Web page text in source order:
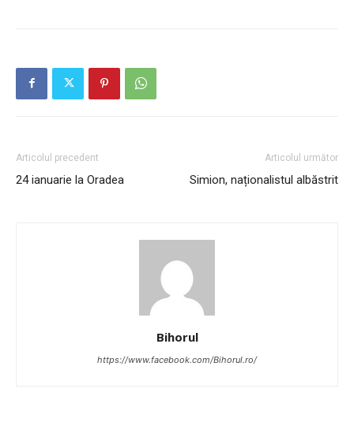
Articolul precedent
24 ianuarie la Oradea
Articolul următor
Simion, naționalistul albăstrit
Bihorul
https://www.facebook.com/Bihorul.ro/